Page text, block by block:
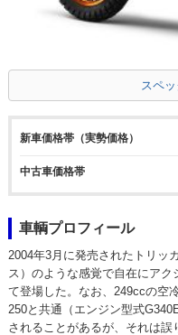
スペ
新車価格帯（実勢価格）
中古車価格帯
車輌プロフィール
2004年3月に発売されたトリッ
ス）のような感覚で自在にア
て登場した。なお、249ccの空
250と共通（エンジン型式
されることがあるが、それは